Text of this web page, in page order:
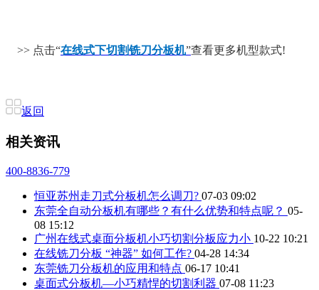
>> 点击“在线式下切割铣刀分板机”查看更多机型款式!
返回
相关资讯
400-8836-779
恒亚苏州走刀式分板机怎么调刀? 07-03 09:02
东莞全自动分板机有哪些？有什么优势和特点呢？ 05-
08 15:12
广州在线式桌面分板机小巧切割分板应力小 10-22 10:21
在线铣刀分板 “神器” 如何工作? 04-28 14:34
东莞铣刀分板机的应用和特点 06-17 10:41
桌面式分板机—小巧精悍的切割利器 07-08 11:23